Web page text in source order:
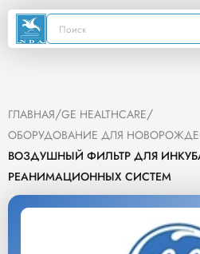
ГЛАВНАЯ/GE HEALTHCARE/
ОБОРУДОВАНИЕ ДЛЯ
ВОЗДУШНЫЙ ФИЛЬТР ДЛЯ
РЕАНИМАЦИОННЫХ СИСТЕМ